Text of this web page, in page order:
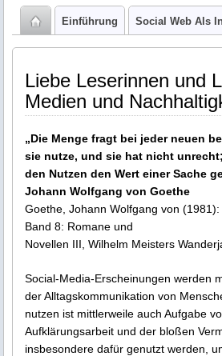
Nachhaltigkeit
Einführung Social Web Als
Liebe Leserinnen und
Medien und
„Die Menge fragt bei jeder neuen
sie nutze, und sie hat nicht
den Nutzen den Wert einer Sache
Johann Wolfgang von Goethe
Goethe, Johann Wolfgang von
Band 8: Romane und
Novellen III, Wilhelm Meisters
Social-Media-Erscheinungen werden
der Alltagskommunikation von
nutzen ist mittlerweile auch Aufgabe
Aufklärungsarbeit und der bloßen
insbesondere dafür genutzt werden,